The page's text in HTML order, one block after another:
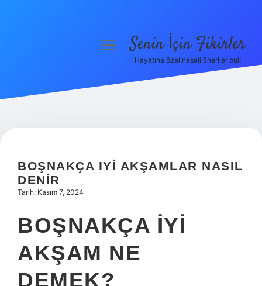
Hakkımızda
menüyüSenin İçin Fikirler
Hayatına özel neşeli öneriler bul!
BOŞNAKÇA IYI AKŞAMLAR NASIL
DENIR
Tarih: Kasım 7, 2024
BOŞNAKÇA IYI
AKŞAM NE
DEMEK?